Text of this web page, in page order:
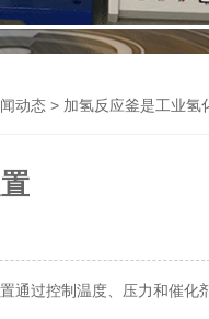
动态> 加氢反应釜是工业氢
通过控制温度、压力和催化